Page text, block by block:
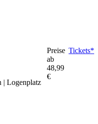
| Logenplatz
Preise
ab
48,99
€
Tickets*